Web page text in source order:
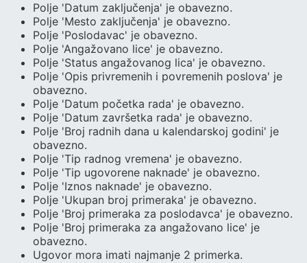
Polje 'Datum zaključenja' je obavezno.
Polje 'Mesto zaključenja' je obavezno.
Polje 'Poslodavac' je obavezno.
Polje 'Angažovano lice' je obavezno.
Polje 'Status angažovanog lica' je obavezno.
Polje 'Opis privremenih i povremenih poslova' je
obavezno.
Polje 'Datum početka rada' je obavezno.
Polje 'Datum završetka rada' je obavezno.
Polje 'Broj radnih dana u kalendarskoj godini' je
obavezno.
Polje 'Tip radnog vremena' je obavezno.
Polje 'Tip ugovorene naknade' je obavezno.
Polje 'Iznos naknade' je obavezno.
Polje 'Ukupan broj primeraka' je obavezno.
Polje 'Broj primeraka za poslodavca' je obavezno.
Polje 'Broj primeraka za angažovano lice' je
obavezno.
Ugovor mora imati najmanje 2 primerka.